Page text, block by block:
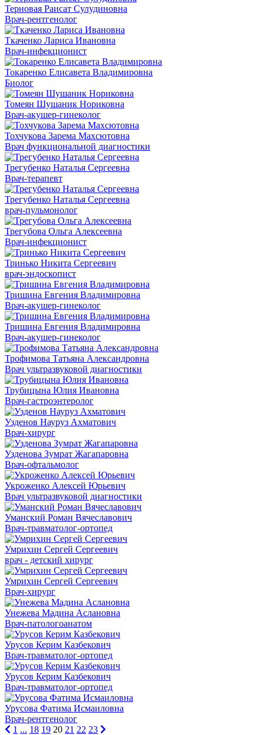
Терновая Раисат Сулудиновна
Врач-рентгенолог
Ткаченко Лариса Ивановна
Врач-инфекционист
Токаренко Елисавета Владимировна
Биолог
Томеян Шушаник Нориковна
Врач-акушер-гинеколог
Тохчукова Зарема Махсютовна
Врач функциональной диагностики
Трегубенко Наталья Сергеевна
Врач-терапевт
Трегубенко Наталья Сергеевна
врач-пульмонолог
Трегубова Ольга Алексеевна
Врач-инфекционист
Тринько Никита Сергеевич
врач-эндоскопист
Тришина Евгения Владимировна
Врач-акушер-гинеколог
Тришина Евгения Владимировна
Врач-акушер-гинеколог
Трофимова Татьяна Александровна
Врач ультразвуковой диагностики
Трубицына Юлия Ивановна
Врач-гастроэнтеролог
Узденов Науруз Ахматович
Врач-хирург
Узденова Зумрат Жагапаровна
Врач-офтальмолог
Укроженко Алексей Юрьевич
Врач ультразвуковой диагностики
Уманский Роман Вячеславович
Врач-травматолог-ортопед
Умрихин Сергей Сергеевич
врач - детский хирург
Умрихин Сергей Сергеевич
Врач-хирург
Унежева Мадина Аслановна
Врач-патологоанатом
Урусов Керим Казбекович
Врач-травматолог-ортопед
Урусов Керим Казбекович
Врач-травматолог-ортопед
Урусова Фатима Исмаиловна
Врач-рентгенолог
1 ... 18 19 20 21 22 23